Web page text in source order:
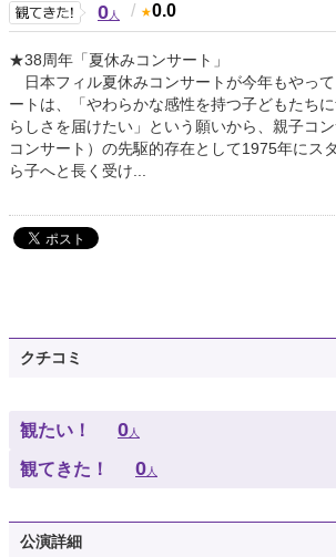
0人 / 0.0
★38周年「夏休みコンサート」
日本フィル夏休みコンサートが今年もやっ
ートは、「やわらかな感性を持つ子どもたち
らしさを届けたい」という願いから、親子コ
コンサート）の先駆的存在として1975年にス
ら子へと長く受け...
クチコミ
観たい！ 0 人
観てきた！ 0 人
公演詳細